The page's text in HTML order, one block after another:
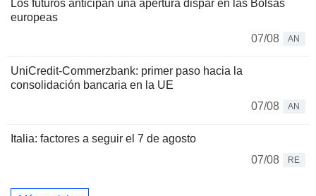
Los futuros anticipan una apertura dispar en las Bolsas
europeas
07/08
AN
UniCredit-Commerzbank: primer paso hacia la
consolidación bancaria en la UE
07/08
AN
Italia: factores a seguir el 7 de agosto
07/08
RE